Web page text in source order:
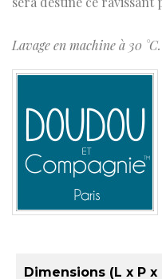
Lavage en machine à 30
Dimensions (L x P x